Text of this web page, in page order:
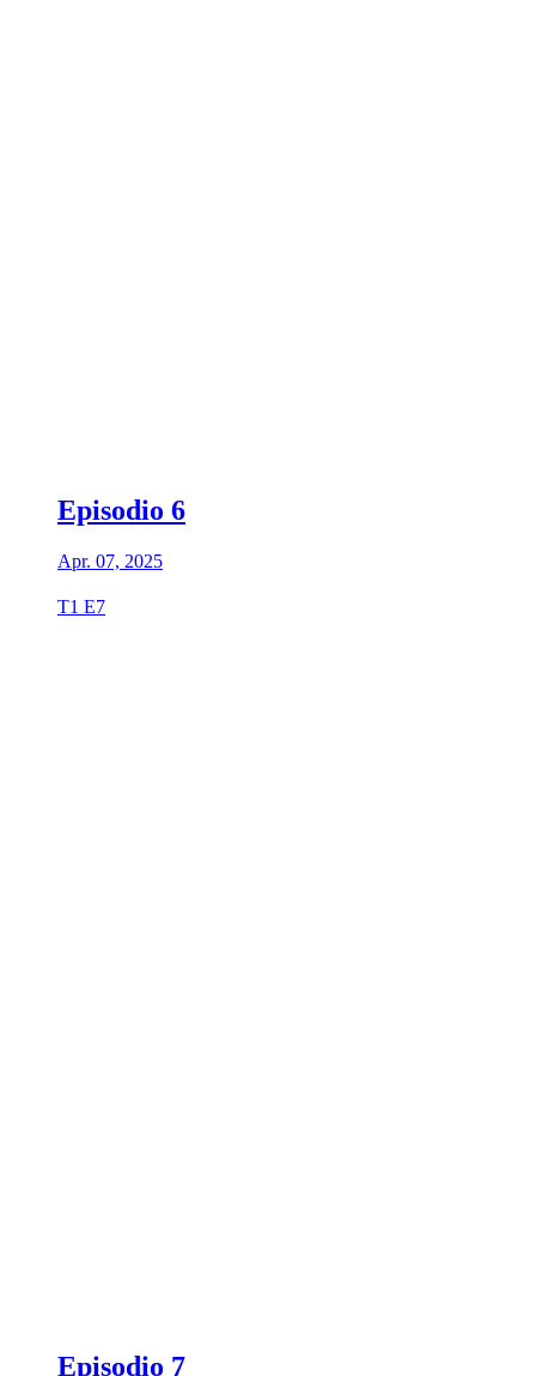
Episodio 6
Apr. 07, 2025
T1 E7
Episodio 7